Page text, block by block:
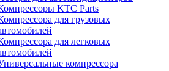
KTC Parts
для грузовых
для легковых
компрессора